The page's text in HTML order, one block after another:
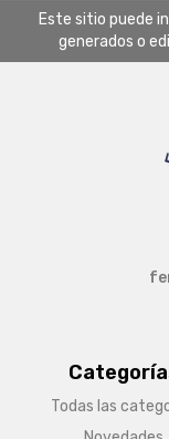
Este sitio puede
generados o
Todas las